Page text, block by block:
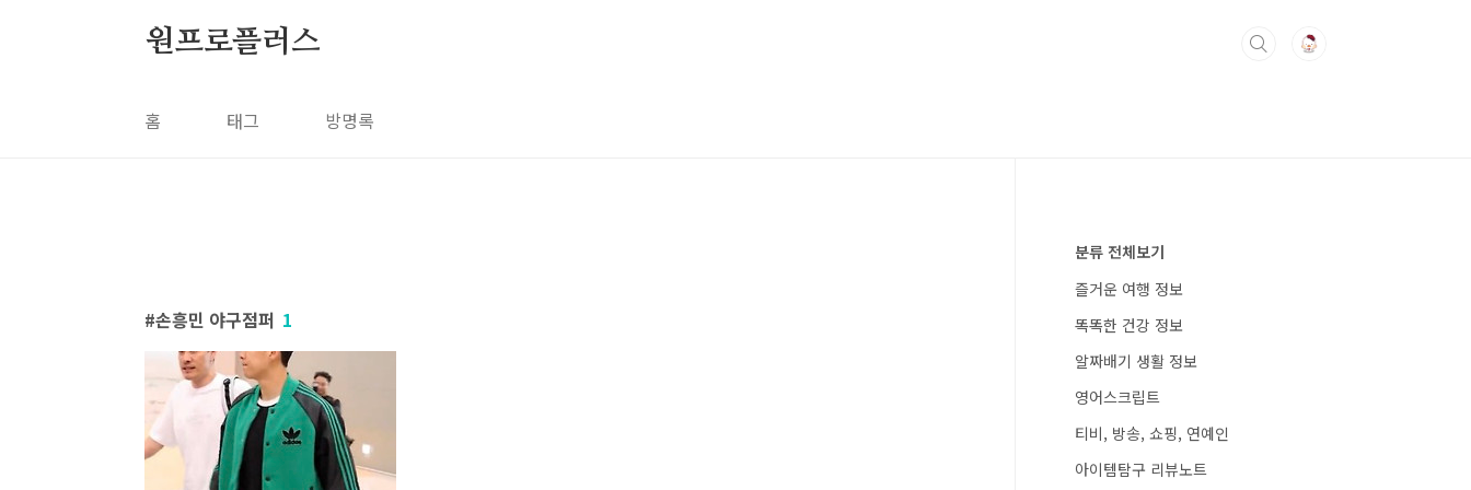
원프로플러스
홈 태그 방명록
손흥민 야구점퍼 1
분류 전체보기
즐거운 여행 정보
똑똑한 건강 정보
알짜배기 생활 정보
영어스크립트
티비, 방송, 쇼핑, 연예인
아이템탐구 리뷰노트